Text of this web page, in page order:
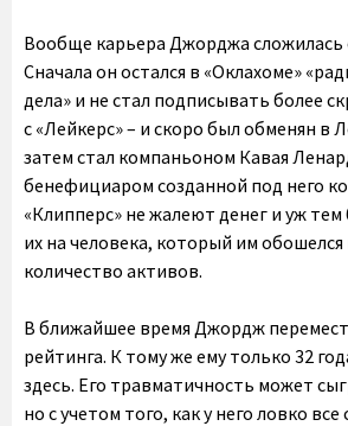
Вообще карьера Джорджа сложилась
Сначала он остался в «Оклахоме»
дела» и не стал подписывать более
с «Лейкерс» – и скоро был обменян в
затем стал компаньоном Кавая
бенефициаром созданной под него
«Клипперс» не жалеют денег и уж
их на человека, который им обошелся
количество активов.
В ближайшее время Джордж
рейтинга. К тому же ему только 32
здесь. Его травматичность может
но с учетом того, как у него ловко